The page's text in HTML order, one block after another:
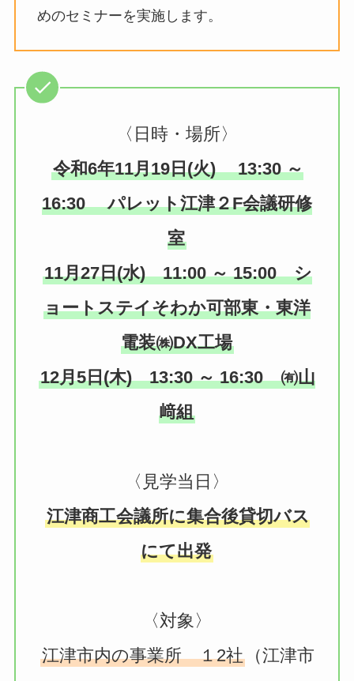
めのセミナーを実施します。
〈日時・場所〉
令和6年11月19日(火) 13:30 ～
16:30 パレット江津２F会議研修
室
11月27日(水) 11:00 ～ 15:00 シ
ョートステイそわか可部東・東洋
電装㈱DX工場
12月5日(木) 13:30 ～ 16:30 ㈲山
﨑組
〈見学当日〉
江津商工会議所に集合後貸切バス
にて出発
〈対象〉
江津市内の事業所 １2社（江津市